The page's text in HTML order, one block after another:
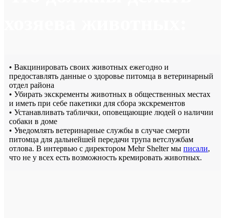
• Вакцинировать своих животных ежегодно и
предоставлять данные о здоровье питомца в ветеринарный
отдел района
• Убирать экскременты животных в общественных местах
и иметь при себе пакетики для сбора экскрементов
• Устанавливать таблички, оповещающие людей о наличии
собаки в доме
• Уведомлять ветеринарные службы в случае смерти
питомца для дальнейшей передачи трупа ветслужбам
отлова. В интервью с директором Mehr Shelter мы писали,
что не у всех есть возможность кремировать животных.